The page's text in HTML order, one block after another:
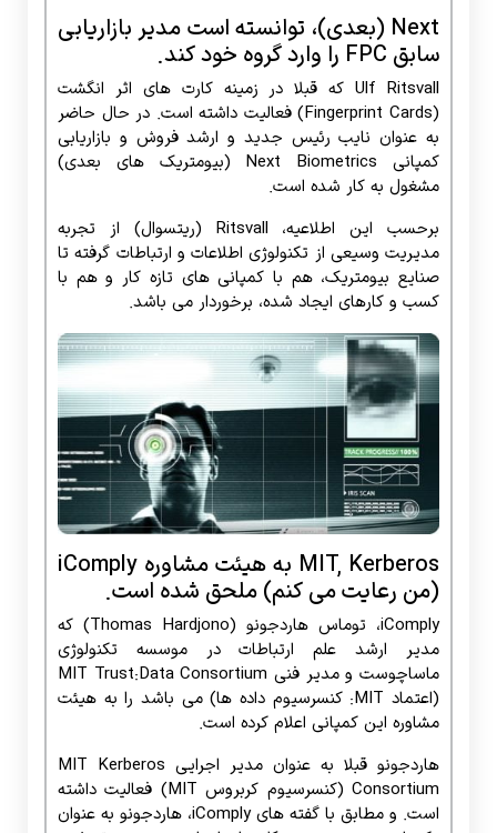
Next (بعدی)، توانسته است مدیر بازاریابی
سابق FPC را وارد گروه خود کند.
Ulf Ritsvall که قبلا در زمینه کارت های اثر انگشت
(Fingerprint Cards) فعالیت داشته است. در حال حاضر
به عنوان نایب رئیس جدید و ارشد فروش و بازاریابی
کمپانی Next Biometrics (بیومتریک های بعدی)
مشغول به کار شده است.
برحسب این اطلاعیه، Ritsvall (ریتسوال) از تجربه
مدیریت وسیعی از تکنولوژی اطلاعات و ارتباطات گرفته تا
صنایع بیومتریک، هم با کمپانی های تازه کار و هم با
کسب و کارهای ایجاد شده، برخوردار می باشد.
MIT, Kerberos به هیئت مشاوره iComply
(من رعایت می کنم) ملحق شده است.
iComply، توماس هاردجونو (Thomas Hardjono) که
مدیر ارشد علم ارتباطات در موسسه تکنولوژی
ماساچوست و مدیر فنی MIT Trust:Data Consortium
(اعتماد MIT: کنسرسیوم داده ها) می باشد را به هیئت
مشاوره این کمپانی اعلام کرده است.
هاردجونو قبلا به عنوان مدیر اجرایی MIT Kerberos
Consortium (کنسرسیوم کربروس MIT) فعالیت داشته
است. و مطابق با گفته های iComply، هاردجونو به عنوان